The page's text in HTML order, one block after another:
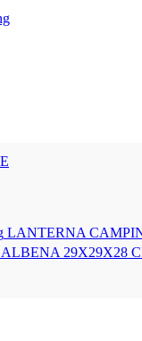
LANTERNA
29X29X28